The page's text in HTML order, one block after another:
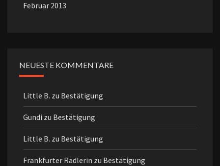
Februar 2013
NEUESTE KOMMENTARE
Little B. zu Bestätigung
Gundi zu Bestätigung
Little B. zu Bestätigung
Frankfurter Radlerin zu Bestätigung